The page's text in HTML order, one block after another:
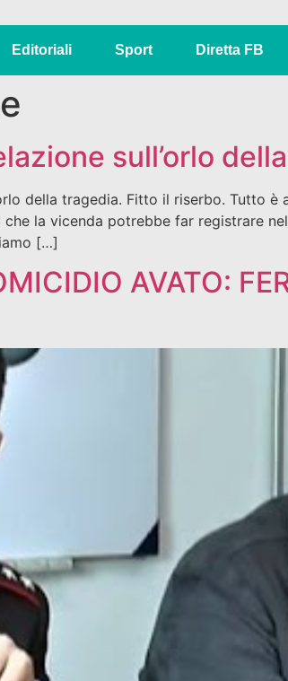
Editoriali Sport Diretta FB
sull’orlo
della tragedia. Fitto il riserbo. Tutto
la vicenda potrebbe far registrare
[…]
AVATO: